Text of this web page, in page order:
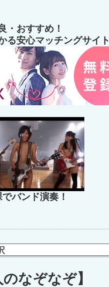
・おすすめ！
る安心マッチングサイト
バンド演奏！
のなぞなぞ】